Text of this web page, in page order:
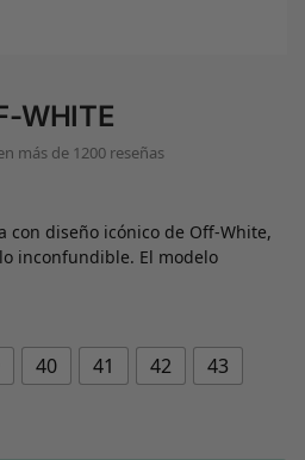
WHITE
más de 1200 reseñas
con diseño icónico de Off-White,
inconfundible. El modelo
40 41 42
43